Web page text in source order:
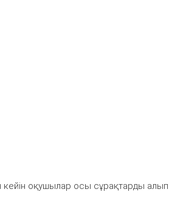
оқушылар осы сұрақтарды алып